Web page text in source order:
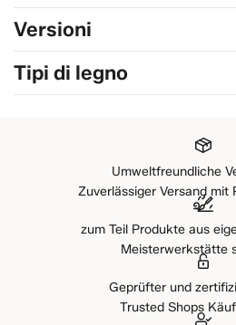
Versioni
Tipi di legno
Umweltfreundliche
Zuverlässiger Versand mit
zum Teil Produkte aus
Meisterwerkstätte
Geprüfter und
Trusted Shops